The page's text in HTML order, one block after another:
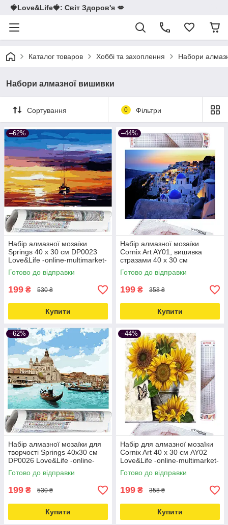
🍓Love&Life🍓: Світ Здоров'я 💋
Каталог товаров Хоббі та захоплення Набори
Набори алмазної вишивки
Сортування 0 Фільтри
–62%
Набір алмазної мозаїки
Springs 40 x 30 см DP0023
Love&Life -online-multimarket-
Готово до відправки
199 ₴ 530 ₴
Купити
–44%
Набір алмазної мозаїки
Cornix Art AY01, вишивка
стразами 40 x 30 см
Love&Life -online-multimarket-
Готово до відправки
199 ₴ 358 ₴
Купити
–62%
Набір алмазної мозаїки для
творчості Springs 40х30 см
DP0026 Love&Life -online-
multimarket-
Готово до відправки
199 ₴ 530 ₴
Купити
–44%
Набір для алмазної мозаїки
Cornix Art 40 x 30 см AY02
Love&Life -online-multimarket-
Готово до відправки
199 ₴ 358 ₴
Купити